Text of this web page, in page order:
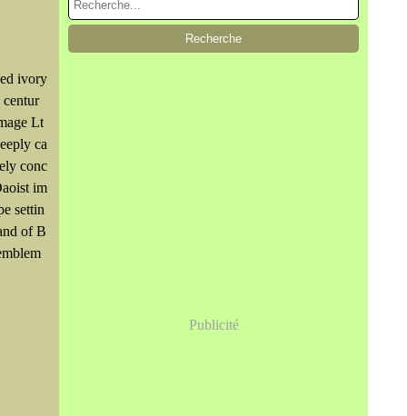
ivory
centur
Lt
ca
conc
im
settin
of B
Publicité